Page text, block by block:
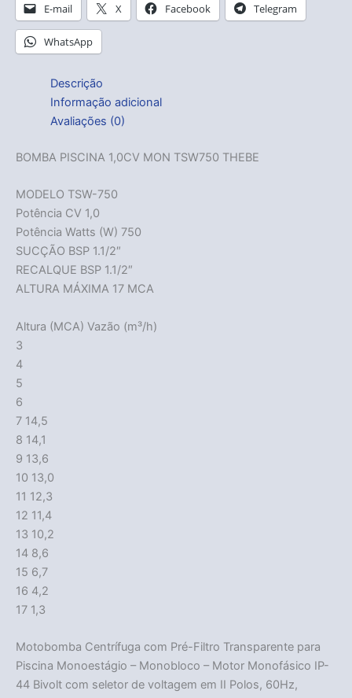
E-mail X Facebook Telegram
WhatsApp
Descrição
Informação adicional
Avaliações (0)
BOMBA PISCINA 1,0CV MON TSW750 THEBE
MODELO TSW-750
Potência CV 1,0
Potência Watts (W) 750
SUCÇÃO BSP 1.1/2″
RECALQUE BSP 1.1/2″
ALTURA MÁXIMA 17 MCA
Altura (MCA) Vazão (m³/h)
3
4
5
6
7 14,5
8 14,1
9 13,6
10 13,0
11 12,3
12 11,4
13 10,2
14 8,6
15 6,7
16 4,2
17 1,3
Motobomba Centrífuga com Pré-Filtro Transparente para
Piscina Monoestágio – Monobloco – Motor Monofásico IP-
44 Bivolt com seletor de voltagem em II Polos, 60Hz,